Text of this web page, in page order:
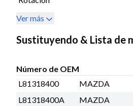
Ver más
Sustituyendo & Lista de
Número de OEM
L81318400
MAZDA
L81318400A
MAZDA